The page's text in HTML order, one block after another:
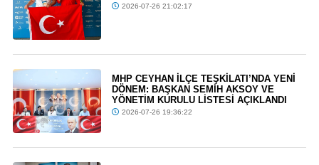
2026-07-26 21:02:17
MHP CEYHAN İLÇE TEŞKİLATI’NDA YENİ
DÖNEM: BAŞKAN SEMİH AKSOY VE
YÖNETİM KURULU LİSTESİ AÇIKLANDI
2026-07-26 19:36:22